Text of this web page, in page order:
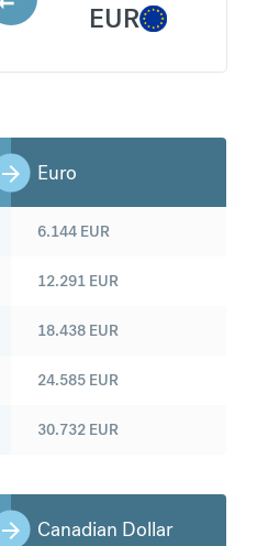
EUR
Euro
6.144 EUR
12.291 EUR
18.438 EUR
24.585 EUR
30.732 EUR
Canadian Dollar